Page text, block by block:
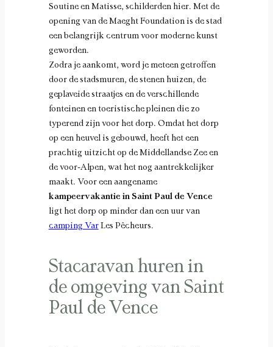
Soutine en Matisse, schilderden hier. Met de
opening van de Maeght Foundation is de stad
een belangrijk centrum voor moderne kunst
geworden.
Zodra je aankomt, word je meteen getroffen
door de stadsmuren, de stenen huizen, de
geplaveide straatjes en de verschillende
fonteinen en toeristische pleinen die zo
typerend zijn voor het dorp. Omdat het dorp
op een heuvel is gebouwd, heeft het een
prachtig uitzicht op de Middellandse Zee en
de voor-Alpen, wat het nog aantrekkelijker
maakt. Voor een aangename
kampeervakantie in Saint Paul de Vence
ligt het dorp op minder dan een uur van
camping VarLes Pêcheurs.
Stacaravan huren in
de omgeving van Saint
Paul de Vence